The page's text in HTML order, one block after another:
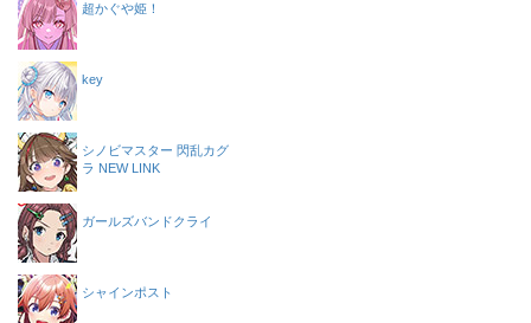
超かぐや姫！
key
シノビマスター 閃乱カグ
ラ NEW LINK
ガールズバンドクライ
シャインポスト